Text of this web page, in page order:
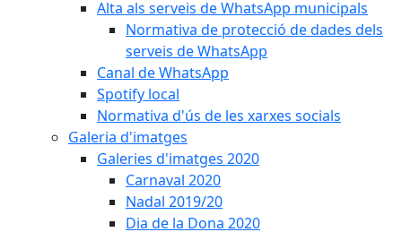
Alta als serveis de WhatsApp municipals
Normativa de protecció de dades dels
serveis de WhatsApp
Canal de WhatsApp
Spotify local
Normativa d'ús de les xarxes socials
Galeria d'imatges
Galeries d'imatges 2020
Carnaval 2020
Nadal 2019/20
Dia de la Dona 2020